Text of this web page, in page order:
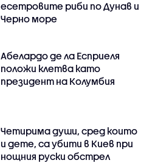
есетровите риби по Дунав и
Черно море
Абелардо де ла Есприеля
положи клетва като
президент на Колумбия
Четирима души, сред които
и дете, са убити в Киев при
нощния руски обстрел